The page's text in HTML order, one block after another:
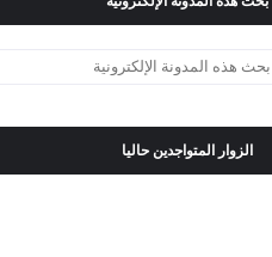
الزوار المتواجدين حاليا